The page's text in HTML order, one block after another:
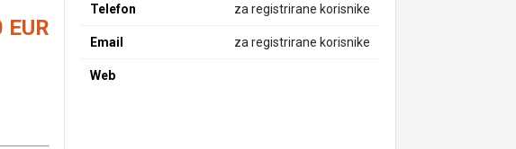
EUR
Telefon za registrirane korisnike
Email za registrirane korisnike
Web